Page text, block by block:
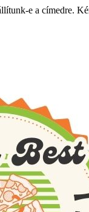
e a címedre.